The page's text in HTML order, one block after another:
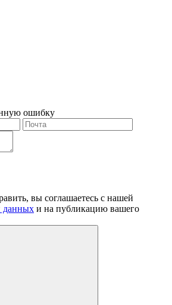
ошибку
вы соглашаетесь с нашей
данных и на публикацию вашего